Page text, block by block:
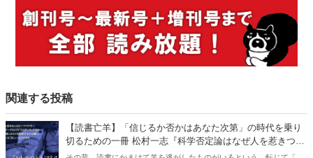
関連する投稿
【読書亡羊】「信じるか否かはあなた次第」の時代を乗り
切るための一冊 松村一志『科学否定論はなぜ人を惹きつけ
るのか』（ちくま新書）｜梶原麻衣子